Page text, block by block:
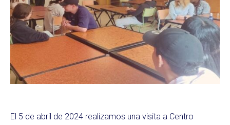
El 5 de abril de 2024 realizamos una visita a Centro